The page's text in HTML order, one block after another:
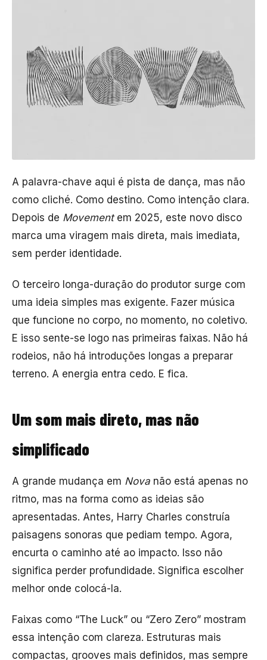
A palavra-chave aqui é pista de dança, mas não
como cliché. Como destino. Como intenção clara.
Depois de Movementem 2025, este novo disco
marca uma viragem mais direta, mais imediata,
sem perder identidade.
O terceiro longa-duração do produtor surge com
uma ideia simples mas exigente. Fazer música
que funcione no corpo, no momento, no coletivo.
E isso sente-se logo nas primeiras faixas. Não há
rodeios, não há introduções longas a preparar
terreno. A energia entra cedo. E fica.
Um som mais direto, mas não
simplificado
A grande mudança em Nova não está apenas no
ritmo, mas na forma como as ideias são
apresentadas. Antes, Harry Charles construía
paisagens sonoras que pediam tempo. Agora,
encurta o caminho até ao impacto. Isso não
significa perder profundidade. Significa escolher
melhor onde colocá-la.
Faixas como “The Luck” ou “Zero Zero” mostram
essa intenção com clareza. Estruturas mais
compactas, grooves mais definidos, mas sempre